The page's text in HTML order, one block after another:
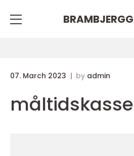
07. March 2023 by admin